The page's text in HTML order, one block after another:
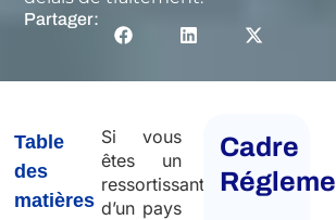
Partager:
Table
des
matières
Si vous
êtes un
ressortissant
d’un pays
Cadre